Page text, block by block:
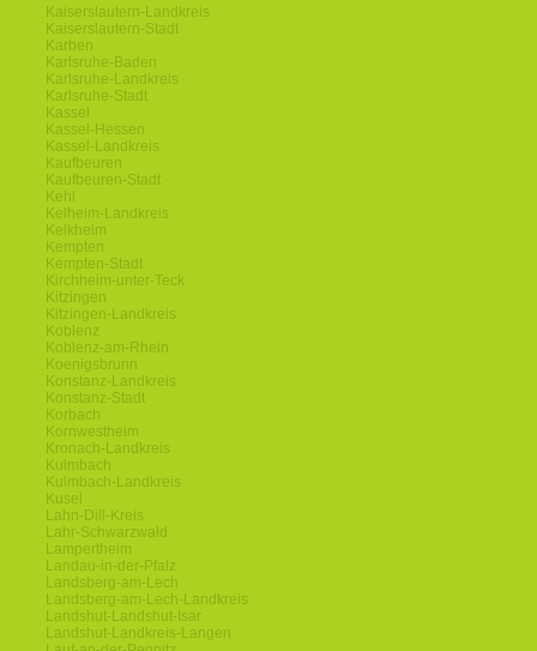
Kaiserslautern-Landkreis
Kaiserslautern-Stadt
Karben
Karlsruhe-Baden
Karlsruhe-Landkreis
Karlsruhe-Stadt
Kassel
Kassel-Hessen
Kassel-Landkreis
Kaufbeuren
Kaufbeuren-Stadt
Kehl
Kelheim-Landkreis
Kelkheim
Kempten
Kempten-Stadt
Kirchheim-unter-Teck
Kitzingen
Kitzingen-Landkreis
Koblenz
Koblenz-am-Rhein
Koenigsbrunn
Konstanz-Landkreis
Konstanz-Stadt
Korbach
Kornwestheim
Kronach-Landkreis
Kulmbach
Kulmbach-Landkreis
Kusel
Lahn-Dill-Kreis
Lahr-Schwarzwald
Lampertheim
Landau-in-der-Pfalz
Landsberg-am-Lech
Landsberg-am-Lech-Landkreis
Landshut-Landshut-Isar
Landshut-Landkreis-Langen